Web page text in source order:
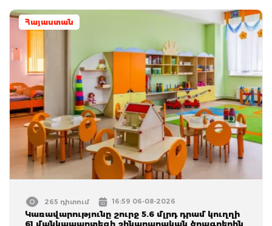
Հայաստան
265 դիտում 16:59 06-08-2026
Կառավարությունը շուրջ 5.6 մլրդ դրամ կուղղի
61 մանկապարտեզի շինարարական ծրագրերին